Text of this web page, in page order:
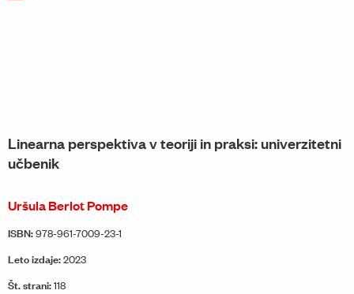
Linearna perspektiva v teoriji in praksi: univerzitetni
učbenik
Uršula Berlot Pompe
ISBN:978-961-7009-23-1
Leto izdaje:2023
Št. strani:118